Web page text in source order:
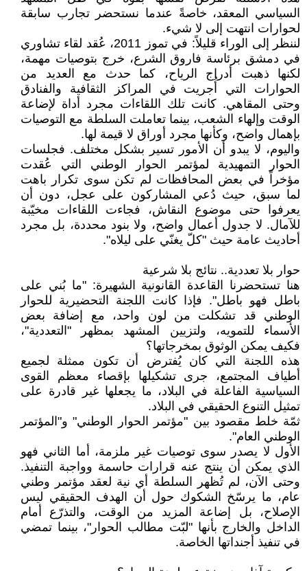
السياسي المعقد، خاصةً عندما نستحضر تجارب سابقة
لحوارات انتهت إلى لا شيء.
لننظر إلى الوراء قليلاً: في تموز 2011، عُقد لقاء تشاوري
في دمشق برئاسة فاروق الشرع، خرج بتوصيات مهمة،
لكنها ذهبت أدراج الرياح، كما حدث مع العديد من
الحوارات التي أُجريت في المراكز الثقافية والفنادق
وحتى المقاهي. كانت تلك اللقاءات مجرد أداة لإضاعة
الوقت وإلهاء الشعب، بينما تعاملت السلطة مع التوصيات
بإهمال واضح، وكأنها مجرد أوراق لا قيمة لها.
واليوم، لا يبدو أن الأمور تسير بشكل مختلف. فجلسات
الحوار التمهيدية لمؤتمر الحوار الوطني التي عُقدت
مؤخراً في بعض المحافظات لم تكن سوى تكرار باهت
لما سبق، حيث دُعي المشاركون على عجل، دون أن
يعرفوا حتى موضوع النقاش، فجاءت اللقاءات مخيّبة
للآمال. لا جدول أعمال واضح، ولا بنود محددة، بل مجرد
أحاديث عامة حيث "كلّ يغنّي على ليلاه".
حوار بلا تعددية.. نتائج بلا شرعية
هنا تستحضرنا القاعدة القانونية الشهيرة: "ما بُني على
باطل فهو باطل". فإذا كانت اللجنة التحضيرية للحوار
الوطني قد تشكلت من لون واحد، مع إضافة بعض
الأسماء للتمويه، ولتزيين المشهد بمظهر "التعددية"،
فكيف يمكن الوثوق بمخرجاتها؟
هذه اللجنة التي كان يُفترض أن تكون ممثلة لجميع
أطياف المجتمع، جرى تشكيلها بإقصاء معظم القوى
السياسية الفاعلة في البلاد، ما يجعلها غير قادرة على
تمثيل التنوع الحقيقي في البلاد.
ثمّة خلط مقصود بين "مؤتمر الحوار الوطني" و"المؤتمر
الوطني العام".
الأول لا يصدر سوى توصيات غير ملزمة، أما الثاني فهو
الذي يمكن أن ينتج عنه قرارات حاسمة وواجبة التنفيذ.
وحتى الآن، لم تُظهر السلطة أي نية لعقد مؤتمر وطني
عام، ما يرسّخ الشكوك حول أن الهدف الحقيقي ليس
الإصلاح، بل إضاعة المزيد من الوقت، والتذرّع أمام
الداخل والخارج بأنها "لبّت مطالب الحوار"، بينما تمضي
في تنفيذ أجنداتها الخاصة.